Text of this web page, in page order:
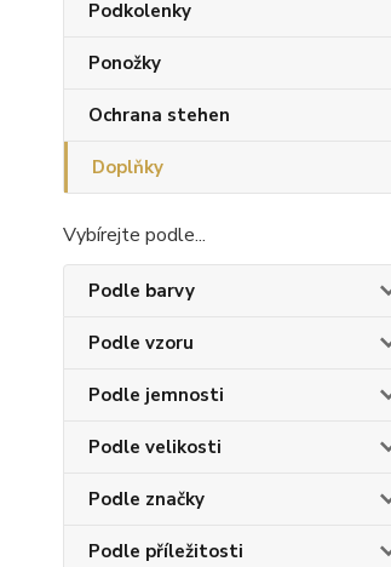
Podkolenky
Ponožky
Ochrana stehen
Doplňky
Vybírejte podle...
Podle barvy
Podle vzoru
Podle jemnosti
Podle velikosti
Podle značky
Podle příležitosti